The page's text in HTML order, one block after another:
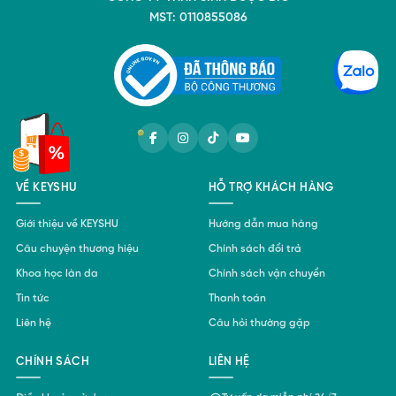
Serum rau má lành da sử dụng công thức CICA thế hệ mới
Bên cạnh đó, chiết xuất tràm trà cao cấp nguồn gốc Tây Ban
sưng viêm nhanh chóng.
MST: 0110855086
VỀ KEYSHU
Giới thiệu về KEYSHU
Câu chuyện thương hiệu
Khoa học làn da
Tin tức
Liên hệ
HỖ TRỢ KHÁCH HÀNG
Hướng dẫn mua hàng
Chính sách đổi trả
Chính sách vận chuyển
Thanh toán
Câu hỏi thường gặp
CHÍNH SÁCH LIÊN HỆ